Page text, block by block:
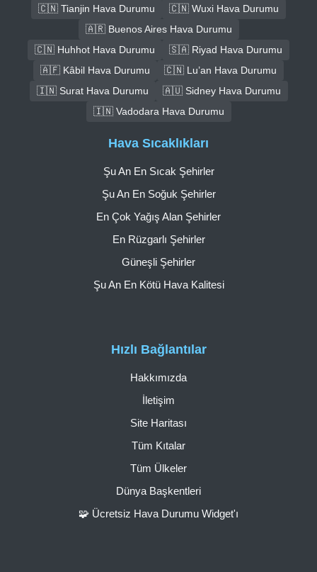
🇨🇳 Tianjin Hava Durumu
🇨🇳 Wuxi Hava Durumu
🇦🇷 Buenos Aires Hava Durumu
🇨🇳 Huhhot Hava Durumu
🇸🇦 Riyad Hava Durumu
🇦🇫 Kâbil Hava Durumu
🇨🇳 Lu’an Hava Durumu
🇮🇳 Surat Hava Durumu
🇦🇺 Sidney Hava Durumu
🇮🇳 Vadodara Hava Durumu
Hızlı Bağlantılar
Hakkımızda
İletişim
Site Haritası
Tüm Kıtalar
Tüm Ülkeler
Dünya Başkentleri
🧩 Ücretsiz Hava Durumu Widget'ı
Hava Sıcaklıkları
Şu An En Sıcak Şehirler
Şu An En Soğuk Şehirler
En Çok Yağış Alan Şehirler
En Rüzgarlı Şehirler
Güneşli Şehirler
Şu An En Kötü Hava Kalitesi